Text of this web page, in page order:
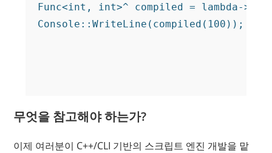
Func<int, int>^ compiled = lambda-
Console::WriteLine(compiled(100));
무엇을 참고해야 하는가?
이제 여러분이 C++/CLI 기반의 스크립트 엔진 개발을 맡